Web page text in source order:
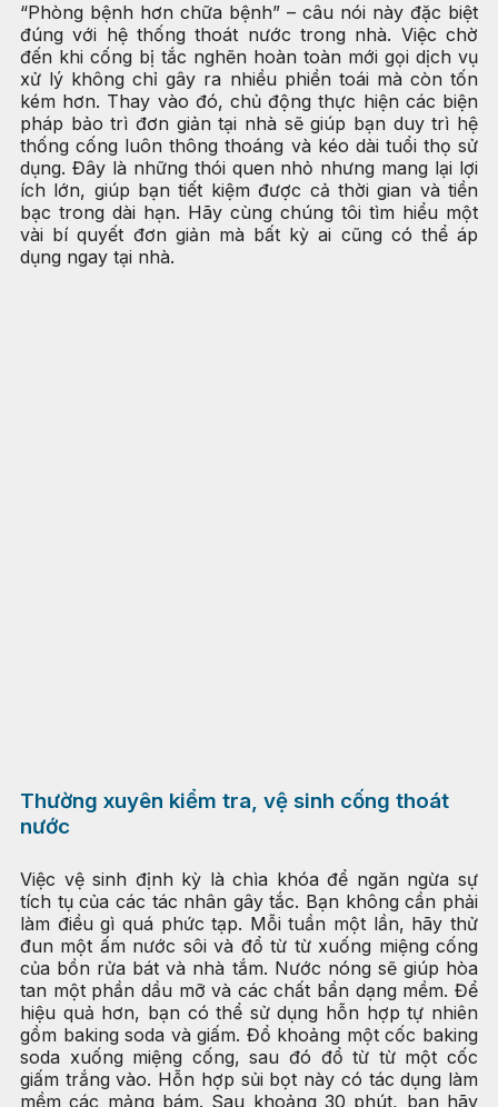
“Phòng bệnh hơn chữa bệnh” – câu nói này đặc biệt
đúng với hệ thống thoát nước trong nhà. Việc chờ
đến khi cống bị tắc nghẽn hoàn toàn mới gọi dịch vụ
xử lý không chỉ gây ra nhiều phiền toái mà còn tốn
kém hơn. Thay vào đó, chủ động thực hiện các biện
pháp bảo trì đơn giản tại nhà sẽ giúp bạn duy trì hệ
thống cống luôn thông thoáng và kéo dài tuổi thọ sử
dụng. Đây là những thói quen nhỏ nhưng mang lại lợi
ích lớn, giúp bạn tiết kiệm được cả thời gian và tiền
bạc trong dài hạn. Hãy cùng chúng tôi tìm hiểu một
vài bí quyết đơn giản mà bất kỳ ai cũng có thể áp
dụng ngay tại nhà.
Thường xuyên kiểm tra, vệ sinh cống thoát
nước
Việc vệ sinh định kỳ là chìa khóa để ngăn ngừa sự
tích tụ của các tác nhân gây tắc. Bạn không cần phải
làm điều gì quá phức tạp. Mỗi tuần một lần, hãy thử
đun một ấm nước sôi và đổ từ từ xuống miệng cống
của bồn rửa bát và nhà tắm. Nước nóng sẽ giúp hòa
tan một phần dầu mỡ và các chất bẩn dạng mềm. Để
hiệu quả hơn, bạn có thể sử dụng hỗn hợp tự nhiên
gồm baking soda và giấm. Đổ khoảng một cốc baking
soda xuống miệng cống, sau đó đổ từ từ một cốc
giấm trắng vào. Hỗn hợp sủi bọt này có tác dụng làm
mềm các mảng bám. Sau khoảng 30 phút, bạn hãy